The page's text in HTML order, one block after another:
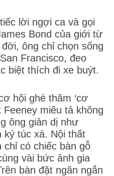
lời ngợi ca và gọi
Bond của giới từ
ông chỉ chọn sống
Francisco, đeo
biệt thích đi xe buýt.
hội ghé thăm ‘cơ
Feeney miêu tả không
ông giản dị như
ký túc xá. Nội thất
chỉ có chiếc bàn gỗ
vài bức ảnh gia
bàn đặt ngăn ngắn